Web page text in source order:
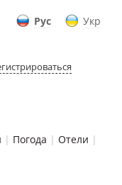
Рус Укр
| Погода | Отели |